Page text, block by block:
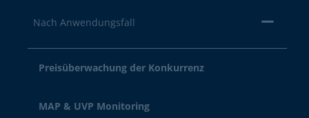
Nach Anwendungsfall
Preisüberwachung der Konkurrenz
MAP & UVP Monitoring